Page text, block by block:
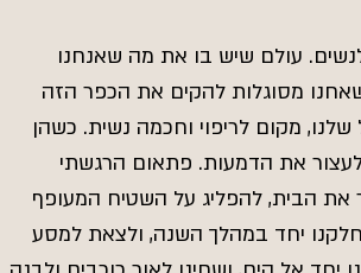
עולם שיש בו את מה שאנחנו
שאחנו מסוגלות להקים את הכפר הזה
מקום לריפוי וחכמה נשית. כשהן
את הדמעות. פתאום הרגשתי
את הבית, להפליג על השטיח המעופף
יחד במהלך השנה, ולצאת למסע